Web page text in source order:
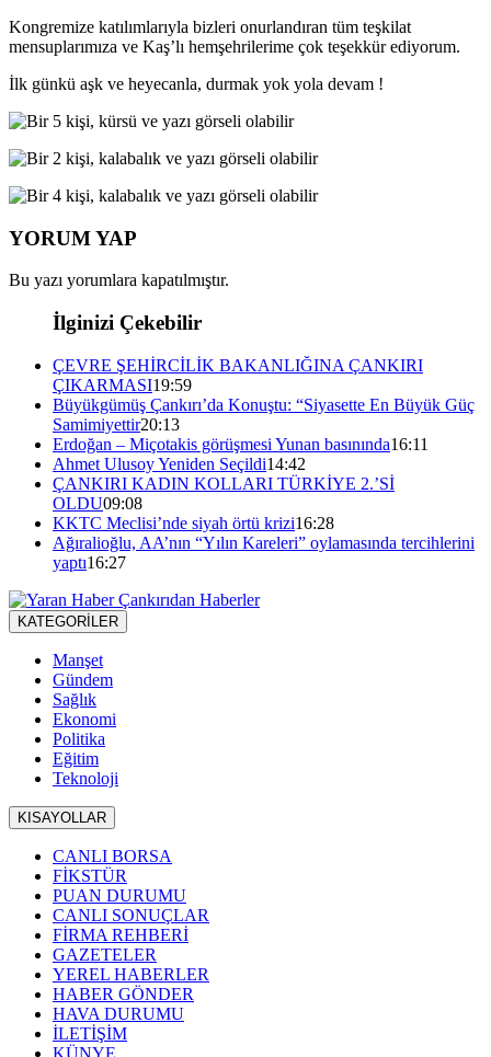
Kongremize katılımlarıyla bizleri onurlandıran tüm teşkilat
mensuplarımıza ve Kaş’lı hemşehrilerime çok teşekkür ediyorum.
İlk günkü aşk ve heyecanla, durmak yok yola devam !
YORUM YAP
Bu yazı yorumlara kapatılmıştır.
İlginizi Çekebilir
ÇEVRE ŞEHİRCİLİK BAKANLIĞINA ÇANKIRI
ÇIKARMASI19:59
Büyükgümüş Çankırı’da Konuştu: “Siyasette En Büyük Güç
Samimiyettir20:13
Erdoğan – Miçotakis görüşmesi Yunan basınında16:11
Ahmet Ulusoy Yeniden Seçildi14:42
ÇANKIRI KADIN KOLLARI TÜRKİYE 2.’Sİ
OLDU09:08
KKTC Meclisi’nde siyah örtü krizi16:28
Ağıralioğlu, AA’nın “Yılın Kareleri” oylamasında tercihlerini
yaptı16:27
KATEGORİLER
Manşet
Gündem
Sağlık
Ekonomi
Politika
Eğitim
Teknoloji
KISAYOLLAR
CANLI BORSA
FİKSTÜR
PUAN DURUMU
CANLI SONUÇLAR
FİRMA REHBERİ
GAZETELER
YEREL HABERLER
HABER GÖNDER
HAVA DURUMU
İLETİŞİM
KÜNYE